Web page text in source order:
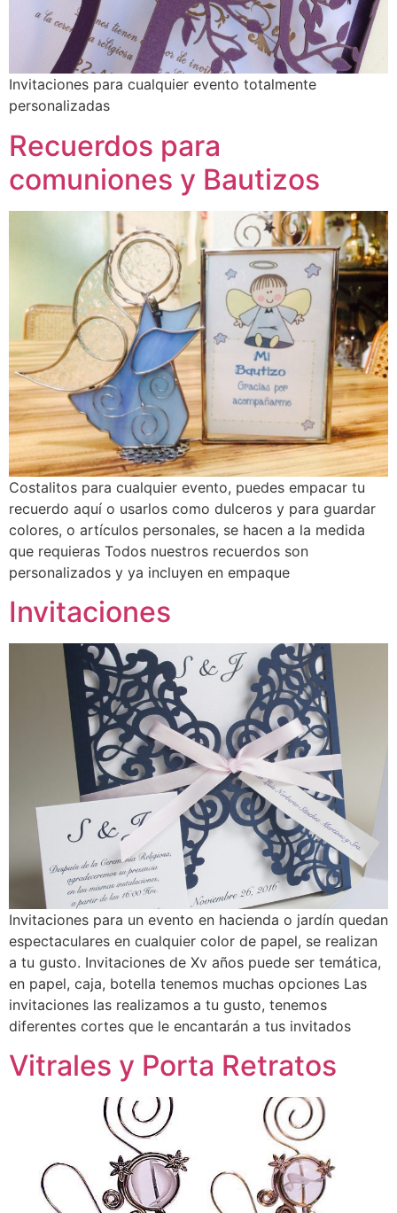
Invitaciones para cualquier evento totalmente
personalizadas
Recuerdos para
comuniones y Bautizos
Costalitos para cualquier evento, puedes empacar tu
recuerdo aquí o usarlos como dulceros y para guardar
colores, o artículos personales, se hacen a la medida
que requieras Todos nuestros recuerdos son
personalizados y ya incluyen en empaque
Invitaciones
Invitaciones para un evento en hacienda o jardín quedan
espectaculares en cualquier color de papel, se realizan
a tu gusto. Invitaciones de Xv años puede ser temática,
en papel, caja, botella tenemos muchas opciones Las
invitaciones las realizamos a tu gusto, tenemos
diferentes cortes que le encantarán a tus invitados
Vitrales y Porta Retratos